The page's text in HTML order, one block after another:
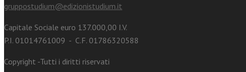
gruppostudium@edizionistudium.it
Capitale Sociale euro 137.000,00 I.V.
P.I. 01014761009 - C.F. 01786320588
Copyright -Tutti i diritti riservati